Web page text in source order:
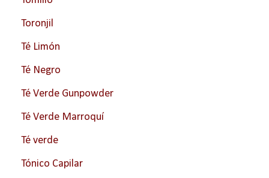
Toronjil
Té Limón
Té Negro
Té Verde Gunpowder
Té Verde Marroquí
Té verde
Tónico Capilar